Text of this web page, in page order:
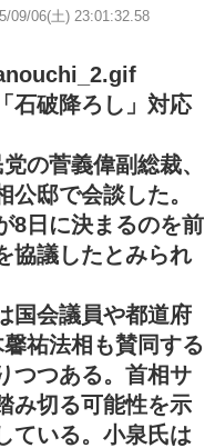
09/06(土) 23:01:32.58
破降ろし」対応
の菅義偉副総裁、
邸で会談した。
8日に決まるのを前
協議したとみられ
国会議員や都道府
祐法相も賛同する
つつある。首相サ
み切る可能性を示
ている。小泉氏は